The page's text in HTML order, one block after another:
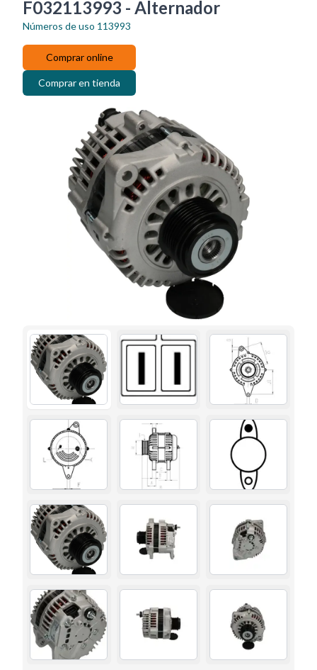
F032113993 - Alternador
Números de uso 113993
Comprar online
Comprar en tienda